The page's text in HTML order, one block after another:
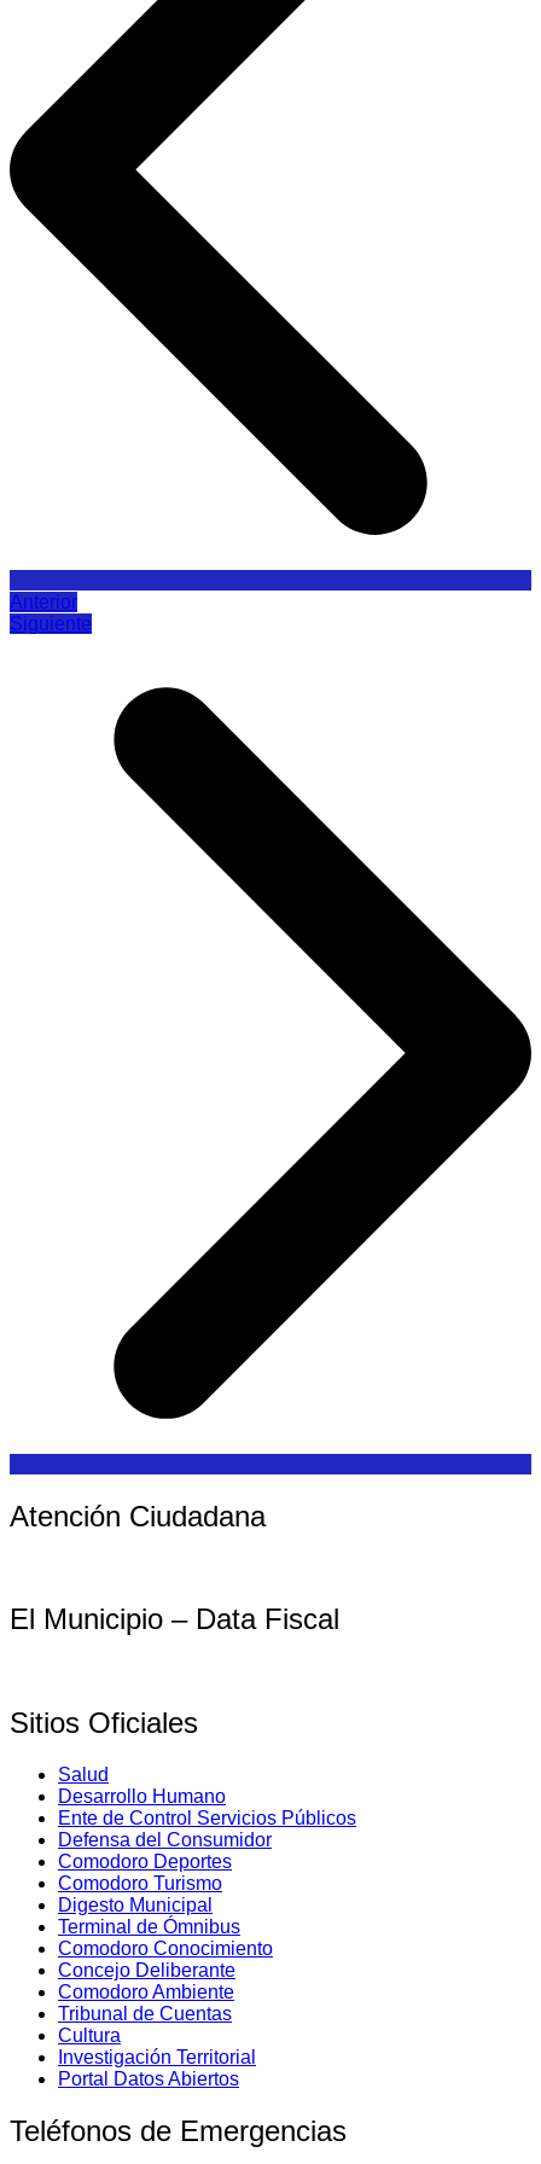
Anterior
Siguiente
Atención Ciudadana
El Municipio – Data Fiscal
Sitios Oficiales
Salud
Desarrollo Humano
Ente de Control Servicios Públicos
Defensa del Consumidor
Comodoro Deportes
Comodoro Turismo
Digesto Municipal
Terminal de Ómnibus
Comodoro Conocimiento
Concejo Deliberante
Comodoro Ambiente
Tribunal de Cuentas
Cultura
Investigación Territorial
Portal Datos Abiertos
Teléfonos de Emergencias